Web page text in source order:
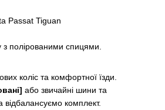
Passat Tiguan
з полірованими спицями.
коліс та комфортної їзди.
або звичайні шини та
відбалансуємо комплект.